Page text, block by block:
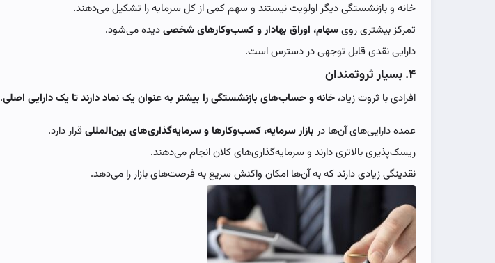
خانه و بازنشستگی دیگر اولویت نیستند و سهم کمی از کل سرمایه را تشکیل می‌دهند.
تمرکز بیشتری رویسهام، اوراق بهادار و کسب‌وکارهای شخصیدیده می‌شود.
دارایی نقدی قابل توجهی در دسترس است.
۴. بسیار ثروتمندان
افرادی با ثروت زیاد، خانه و حساب‌های بازنشستگی را بیشتر به عنوان یک نماد دارند تا یک دارایی اصلی.
عمده دارایی‌های آن‌ها در بازار سرمایه، کسب‌وکارها و سرمایه‌گذاری‌های بین‌المللی قرار دارد.
ریسک‌پذیری بالاتری دارند و سرمایه‌گذاری‌های کلان انجام می‌دهند.
نقدینگی زیادی دارند که به آن‌ها امکان واکنش سریع به فرصت‌های بازار را می‌دهد.